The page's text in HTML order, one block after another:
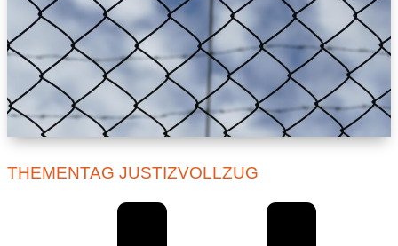
THEMENTAG JUSTIZVOLLZUG